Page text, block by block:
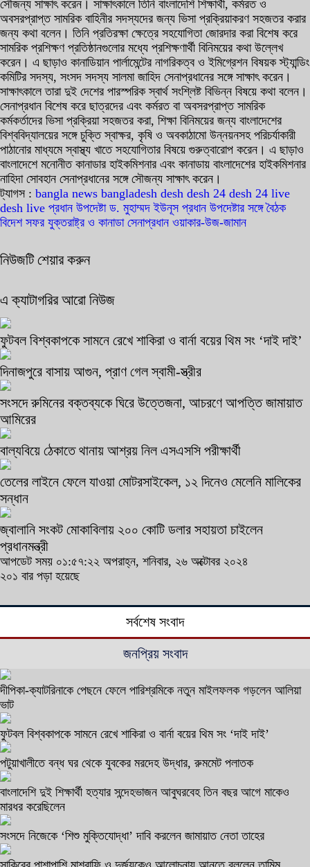
সৌজন্য সাক্ষাৎ করেন। সাক্ষাৎকালে তিনি বাংলাদেশি শিক্ষার্থী, কর্মরত ও
অবসরপ্রাপ্ত সামরিক বাহিনীর সদস্যদের জন্য ভিসা প্রক্রিয়াকরণ সহজতর করার
জন্য কথা বলেন। তিনি প্রতিরক্ষা ক্ষেত্রে সহযোগিতা জোরদার করা বিশেষ করে
সামরিক প্রশিক্ষণ প্রতিষ্ঠানগুলোর মধ্যে প্রশিক্ষণার্থী বিনিময়ের কথা উল্লেখ
করেন। এ ছাড়াও কানাডিয়ান পার্লামেন্টের নাগরিকত্ব ও ইমিগ্রেশন বিষয়ক স্ট্যান্ডিং
কমিটির সদস্য, সংসদ সদস্য সালমা জাহিদ সেনাপ্রধানের সঙ্গে সাক্ষাৎ করেন।
সাক্ষাৎকালে তারা দুই দেশের পারস্পরিক স্বার্থ সংশ্লিষ্ট বিভিন্ন বিষয়ে কথা বলেন।
সেনাপ্রধান বিশেষ করে ছাত্রদের এবং কর্মরত বা অবসরপ্রাপ্ত সামরিক
কর্মকর্তাদের ভিসা প্রক্রিয়া সহজতর করা, শিক্ষা বিনিময়ের জন্য বাংলাদেশের
বিশ্ববিদ্যালয়ের সঙ্গে চুক্তি স্বাক্ষর, কৃষি ও অবকাঠামো উন্নয়নসহ পরিচর্যাকারী
পাঠানোর মাধ্যমে স্বাস্থ্য খাতে সহযোগিতার বিষয়ে গুরুত্বারোপ করেন। এ ছাড়াও
বাংলাদেশে মনোনীত কানাডার হাইকমিশনার এবং কানাডায় বাংলাদেশের হাইকমিশনার
নাহিদা সোবহান সেনাপ্রধানের সঙ্গে সৌজন্য সাক্ষাৎ করেন।
ট্যাগস : bangla news bangladesh desh desh 24 desh 24 live
desh live প্রধান উপদেষ্টা ড. মুহাম্মদ ইউনূস প্রধান উপদেষ্টার সঙ্গে বৈঠক
বিদেশ সফর যুক্তরাষ্ট্র ও কানাডা সেনাপ্রধান ওয়াকার-উজ-জামান
নিউজটি শেয়ার করুন
এ ক্যাটাগরির আরো নিউজ
ফুটবল বিশ্বকাপকে সামনে রেখে শাকিরা ও বার্না বয়ের থিম সং ‘দাই দাই’
দিনাজপুরে বাসায় আগুন, প্রাণ গেল স্বামী-স্ত্রীর
সংসদে রুমিনের বক্তব্যকে ঘিরে উত্তেজনা, আচরণে আপত্তি জামায়াত
আমিরের
বাল্যবিয়ে ঠেকাতে থানায় আশ্রয় নিল এসএসসি পরীক্ষার্থী
তেলের লাইনে ফেলে যাওয়া মোটরসাইকেল, ১২ দিনেও মেলেনি মালিকের
সন্ধান
জ্বালানি সংকট মোকাবিলায় ২০০ কোটি ডলার সহায়তা চাইলেন
প্রধানমন্ত্রী
আপডেট সময় ০১:৫৭:২২ অপরাহ্ন, শনিবার, ২৬ অক্টোবর ২০২৪
২০১ বার পড়া হয়েছে
সর্বশেষ সংবাদ
জনপ্রিয় সংবাদ
দীপিকা-ক্যাটরিনাকে পেছনে ফেলে পারিশ্রমিকে নতুন মাইলফলক গড়লেন আলিয়া
ভাট
ফুটবল বিশ্বকাপকে সামনে রেখে শাকিরা ও বার্না বয়ের থিম সং ‘দাই দাই’
পটুয়াখালীতে বন্ধ ঘর থেকে যুবকের মরদেহ উদ্ধার, রুমমেট পলাতক
বাংলাদেশি দুই শিক্ষার্থী হত্যার সন্দেহভাজন আবুঘরবেহ তিন বছর আগে মাকেও
মারধর করেছিলেন
সংসদে নিজেকে ‘শিশু মুক্তিযোদ্ধা’ দাবি করলেন জামায়াত নেতা তাহের